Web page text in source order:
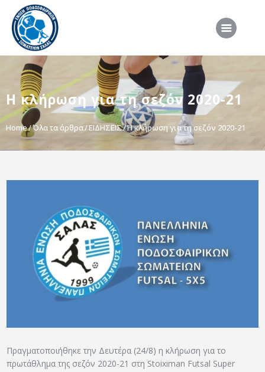
Η κλήρωση για τη σεζόν 2020-21
Home Όλα τα άρθρα ΕΙΔΗΣΕΙΣ Η κλήρωση για τη σεζόν 2020-21
ΑΡΧΙΚΗ
ΕΠΣΣ
ΔΙΟΡΓΑΝΩΣΕΙΣ
ΠΡΟΕΘΝΙΚΕΣ ΟΜΑΔΕΣ
ΣΥΝΕΝΤΕΥΞΕΙΣ
VIDEO
ΧΡΗΣΙΜΑ
ΑΡΧΕΙΟ
ΕΠΙΚΟΙΝΩΝΙΑ
Πραγματοποιήθηκε την Δευτέρα (24/8) η κλήρωση για το
πρωτάθλημα της σεζόν 2020-21 στη Stoiximan Futsal Super